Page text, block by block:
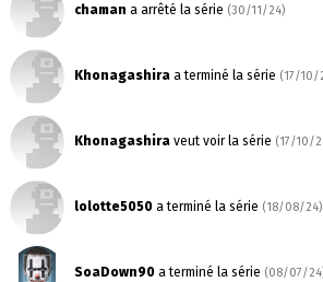
chaman a arrêté la série (30/11/24)
Khonagashiraa terminé la série (17/10/
Khonagashiraveut voir la série (17/10/
lolotte5050a terminé la série (18/08/24)
SoaDown90a terminé la série (08/07/